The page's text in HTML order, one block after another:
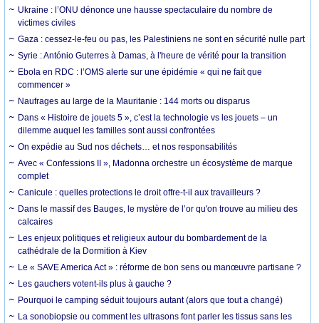
Ukraine : l’ONU dénonce une hausse spectaculaire du nombre de
victimes civiles
Gaza : cessez-le-feu ou pas, les Palestiniens ne sont en sécurité nulle part
Syrie : António Guterres à Damas, à l'heure de vérité pour la transition
Ebola en RDC : l’OMS alerte sur une épidémie « qui ne fait que
commencer »
Naufrages au large de la Mauritanie : 144 morts ou disparus
Dans « Histoire de jouets 5 », c’est la technologie vs les jouets – un
dilemme auquel les familles sont aussi confrontées
On expédie au Sud nos déchets… et nos responsabilités
Avec « Confessions II », Madonna orchestre un écosystème de marque
complet
Canicule : quelles protections le droit offre-t-il aux travailleurs ?
Dans le massif des Bauges, le mystère de l’or qu'on trouve au milieu des
calcaires
Les enjeux politiques et religieux autour du bombardement de la
cathédrale de la Dormition à Kiev
Le « SAVE America Act » : réforme de bon sens ou manœuvre partisane ?
Les gauchers votent-ils plus à gauche ?
Pourquoi le camping séduit toujours autant (alors que tout a changé)
La sonobiopsie ou comment les ultrasons font parler les tissus sans les